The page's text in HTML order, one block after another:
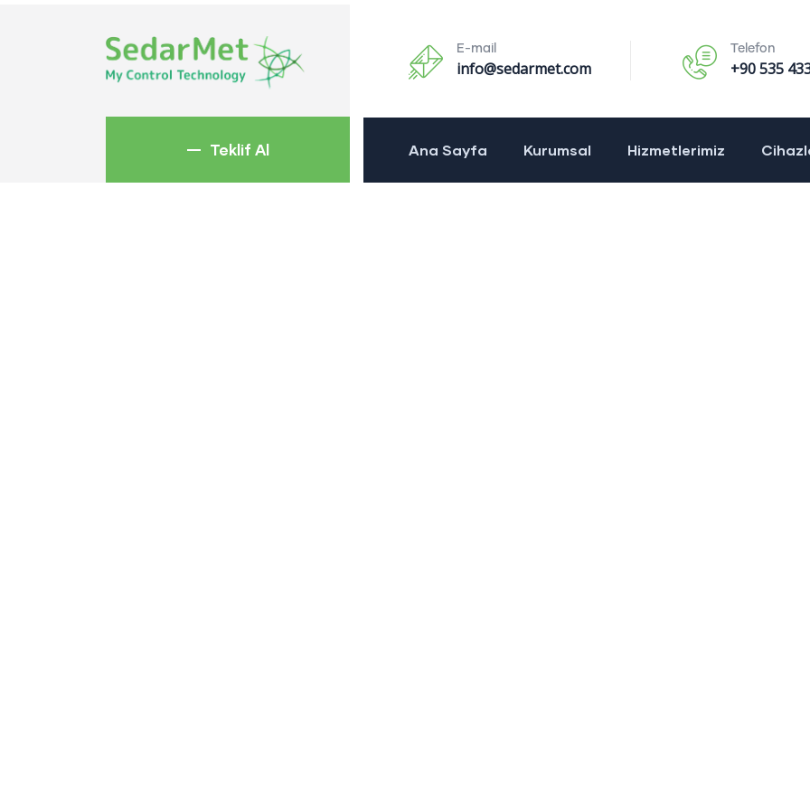
E-mail
info@sedarmet.com
Telefon
+90 535
Teklif Al Ana Sayfa Kurumsal Hizmetlerimiz